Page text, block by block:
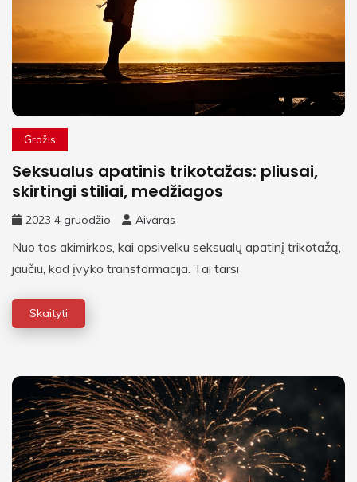
Grožis
Seksualus apatinis trikotažas: pliusai,
skirtingi stiliai, medžiagos
2023 4 gruodžio Aivaras
Nuo tos akimirkos, kai apsivelku seksualų apatinį trikotažą,
jaučiu, kad įvyko transformacija. Tai tarsi
Skaityti